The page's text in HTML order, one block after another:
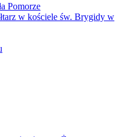
Pomorze
w kościele św. Brygidy w